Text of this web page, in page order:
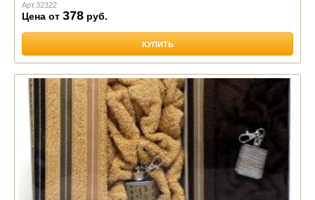
Арт.32322
Цена от 378 руб.
КУПИТЬ